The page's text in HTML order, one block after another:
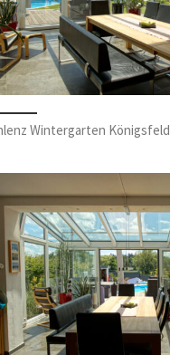
Wintergarten Königsfeld